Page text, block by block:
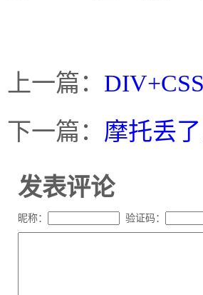
上一篇：
下一篇： 摩托丢
发表评论
昵称： 验证码：